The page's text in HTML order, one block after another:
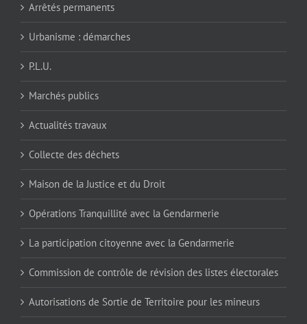
Arrêtés permanents
Urbanisme : démarches
P.L.U.
Marchés publics
Actualités travaux
Collecte des déchets
Maison de la Justice et du Droit
Opérations Tranquillité avec la Gendarmerie
La participation citoyenne avec la Gendarmerie
Commission de contrôle de révision des listes électorales
Autorisations de Sortie de Territoire pour les mineurs